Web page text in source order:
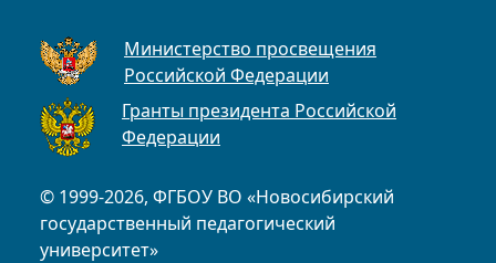
© 1999-2026, ФГБОУ ВО «Новосибирский
государственный педагогический
университет»
Министерство просвещения
Российской Федерации
Гранты президента Российской
Федерации